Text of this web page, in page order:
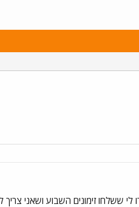
לי ששלחו זימונים השבוע ושאני